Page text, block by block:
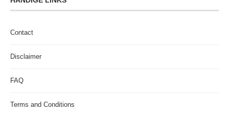
Contact
Disclaimer
FAQ
Terms and Conditions